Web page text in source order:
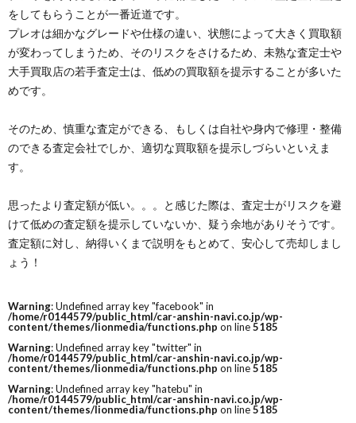
をしてもらうことが一番近道です。
プレオは細かなグレードや仕様の違い、状態によって大きく買取額
が変わってしまうため、そのリスクをさけるため、未熟な査定士や
大手買取店の若手査定士は、低めの買取額を提示することが多いた
めです。
そのため、慎重な査定ができる、もしくは自社や身内で修理・整備
のできる査定会社でしか、適切な買取額を提示しづらいといえま
す。
思ったより査定額が低い。。。と感じた際は、査定士がリスクを避
けて低めの査定額を提示していないか、疑う余地がありそうです。
査定額に対し、納得いくまで説明をもとめて、安心して売却しまし
ょう！
Warning: Undefined array key "facebook" in
/home/r0144579/public_html/car-anshin-navi.co.jp/wp-
content/themes/lionmedia/functions.php on line5185
Warning: Undefined array key "twitter" in
/home/r0144579/public_html/car-anshin-navi.co.jp/wp-
content/themes/lionmedia/functions.php on line5185
Warning: Undefined array key "hatebu" in
/home/r0144579/public_html/car-anshin-navi.co.jp/wp-
content/themes/lionmedia/functions.php on line5185